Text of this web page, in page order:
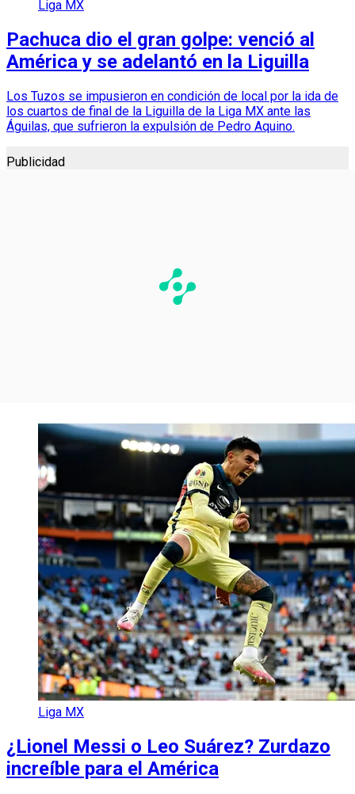
Liga MX
Pachuca dio el gran golpe: venció al
América y se adelantó en la Liguilla
Los Tuzos se impusieron en condición de local por la ida de
los cuartos de final de la Liguilla de la Liga MX ante las
Águilas, que sufrieron la expulsión de Pedro Aquino.
Publicidad
Liga MX
¿Lionel Messi o Leo Suárez? Zurdazo
increíble para el América